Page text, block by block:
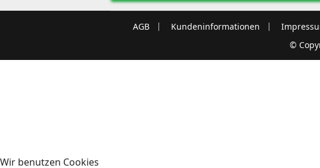
AGB Kundeninformationen
©
Wir benutzen Cookies